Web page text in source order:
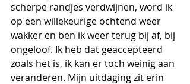
scherpe randjes verdwijnen, word ik
op een willekeurige ochtend weer
wakker en ben ik weer terug bij af, bij
ongeloof. Ik heb dat geaccepteerd
zoals het is, ik kan er toch weinig aan
veranderen. Mijn uitdaging zit erin